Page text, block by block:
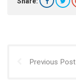
Previous Post